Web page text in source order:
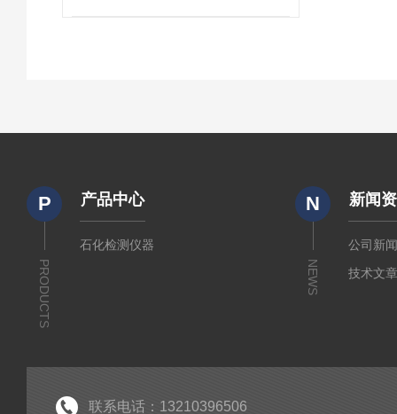
P
PRODUCTS
产品中心
石化检测仪器
N
NEWS
新闻
公司新
技术文
联系电话：13210396506